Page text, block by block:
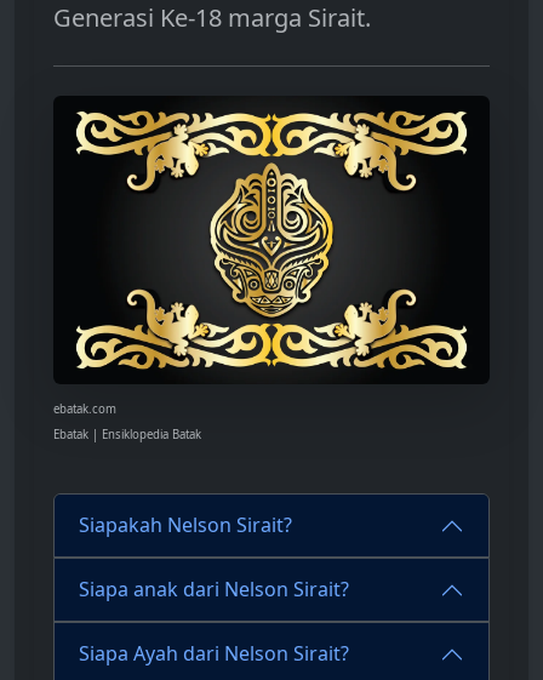
Generasi Ke-18 marga Sirait.
ebatak.com
Ebatak | Ensiklopedia Batak
Siapakah Nelson Sirait?
Siapa anak dari Nelson Sirait?
Siapa Ayah dari Nelson Sirait?